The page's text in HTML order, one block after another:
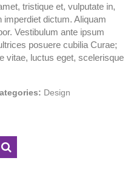
tristique et, vulputate in,
dictum. Aliquam
Vestibulum ante ipsum
posuere cubilia Curae;
vitae, luctus eget, scelerisque
Design